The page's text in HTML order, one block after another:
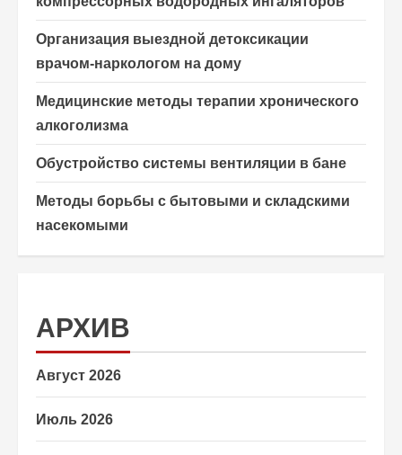
Организация выездной детоксикации
врачом-наркологом на дому
Медицинские методы терапии хронического
алкоголизма
Обустройство системы вентиляции в бане
Методы борьбы с бытовыми и складскими
насекомыми
АРХИВ
Август 2026
Июль 2026